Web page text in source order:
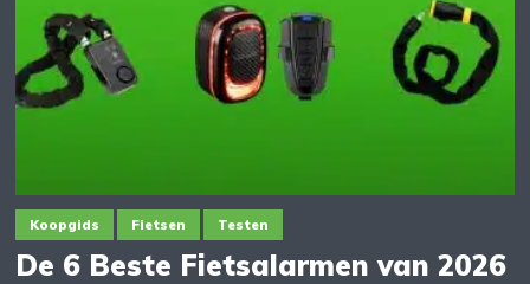
Koopgids Fietsen Testen
De 6 Beste Fietsalarmen van 2026